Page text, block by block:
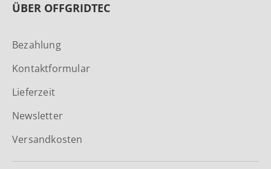
ÜBER OFFGRIDTEC
Bezahlung
Kontaktformular
Lieferzeit
Newsletter
Versandkosten